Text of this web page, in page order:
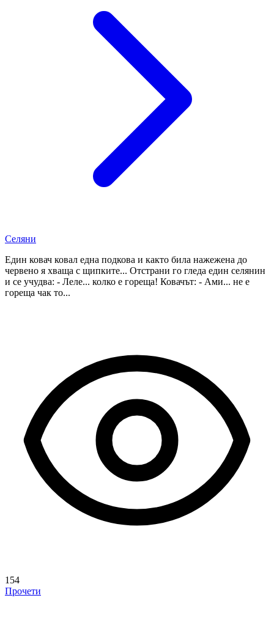
Селяни
Един ковач ковал една подкова и както била нажежена до
червено я хваща с щипките... Отстрани го гледа един селянин
и се учудва: - Леле... колко е гореща! Ковачът: - Ами... не е
гореща чак то...
154
Прочети